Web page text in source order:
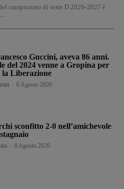
campionato di serie D 2026-2027 è
Guccini, aveva 86 anni.
del 2024 venne a Gropina per
la Liberazione
6 Agosto 2026
sconfitto 2-0 nell’amichevole
6 Agosto 2026